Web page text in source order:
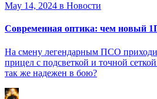
May 14, 2024 в Новости
Современная оптика: чем новый
На смену легендарным ПСО
прицел с подсветкой и точной
так же надежен в бою?